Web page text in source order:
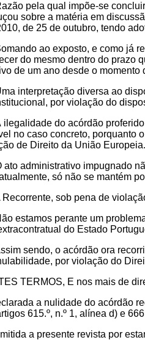
pela qual impõe-se
sobre a matéria em
de 25 de outubro, tendo
ao exposto, e como já
do mesmo dentro do prazo
de um ano desde o
interpretação diversa ao
por violação do
ilegalidade do acórdão
no caso concreto, porquanto o
de Direito da União Europeia.
ato administrativo impugnado
só não se mantém
Recorrente, sob pena de
estamos perante um
do Estado
sendo, o acórdão ora
por violação do
TERMOS, E nos mais de
a nulidade do acórdão
615.º, n.º 1, alínea d) e
a presente revista por